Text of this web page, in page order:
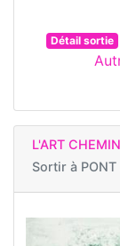
Détail sortie
L'ART
Sortir à